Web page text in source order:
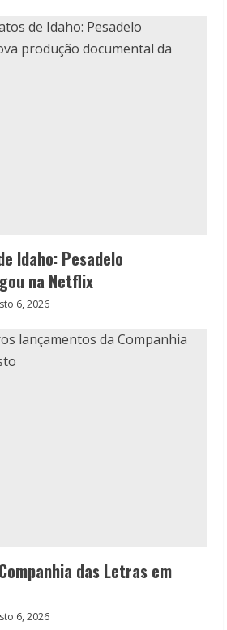
Idaho: Pesadelo
na Netflix
6, 2026
das Letras em
6, 2026